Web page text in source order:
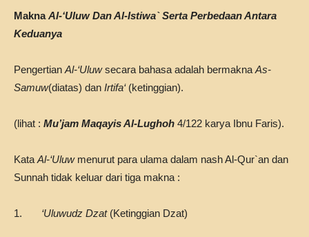
MaknaAl-‘Uluw Dan Al-Istiwa` Serta Perbedaan Antara
Keduanya
Pengertian Al-‘Uluwsecara bahasa adalah bermakna As-
Samuw(diatas) dan Irtifa‘(ketinggian).
(lihat : Mu’jam Maqayis Al-Lughoh 4/122 karya Ibnu Faris).
Kata Al-‘Uluw menurut para ulama dalam nash Al-Qur`an dan
Sunnah tidak keluar dari tiga makna :
1. ‘Uluwudz Dzat (Ketinggian Dzat)